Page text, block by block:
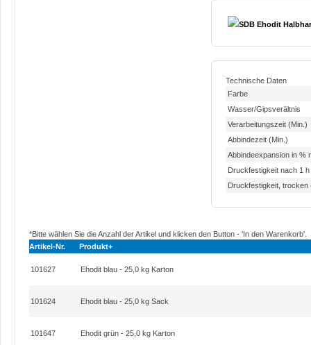
SDB Ehodit
Technische Daten
Farbe
Wasser/Gipsverältnis
Verarbeitungszeit (Min.)
Abbindezeit (Min.)
Abbindeexpansion in %
Druckfestigkeit nach 1
Druckfestigkeit, trocken
*Bitte wählen Sie die Anzahl der Artikel und klicken den Button - 'In den Warenkorb'.
Artikel-Nr.
Produkt+
101627 Ehodit blau - 25,0 kg Karton
101624 Ehodit blau - 25,0 kg Sack
101647 Ehodit grün - 25,0 kg Karton